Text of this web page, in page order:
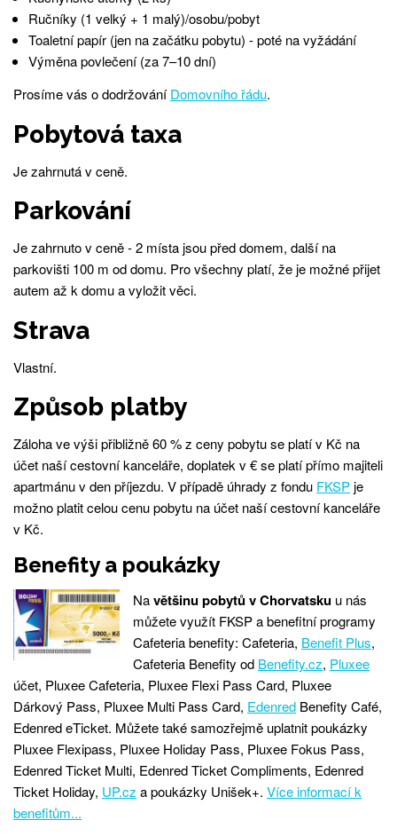
Ručníky (1 velký + 1 malý)/osobu/pobyt
Toaletní papír (jen na začátku pobytu) - poté na vyžádání
Výměna povlečení (za 7–10 dní)
Prosíme vás o dodržováníDomovního řádu.
Pobytová taxa
Je zahrnutá v ceně.
Parkování
Je zahrnuto v ceně - 2 místa jsou před domem, další na
parkovišti 100 m od domu. Pro všechny platí, že je možné přijet
autem až k domu a vyložit věci.
Strava
Vlastní.
Způsob platby
Záloha ve výši přibližně 60 % z ceny pobytu se platí v Kč na
účet naší cestovní kanceláře, doplatek v € se platí přímo majiteli
apartmánu v den příjezdu. V případě úhrady z fondu FKSPje
možno platit celou cenu pobytu na účet naší cestovní kanceláře
v Kč.
Benefity a poukázky
Navětšinu pobytů v Chorvatsku u nás
můžete využít FKSP a benefitní programy
Cafeteria benefity: Cafeteria, Benefit Plus,
Cafeteria Benefity od Benefity.cz, Pluxee
účet, Pluxee Cafeteria, Pluxee Flexi Pass Card, Pluxee
Dárkový Pass, Pluxee Multi Pass Card, Edenred Benefity Café,
Edenred eTicket. Můžete také samozřejmě uplatnit poukázky
Pluxee Flexipass, Pluxee Holiday Pass, Pluxee Fokus Pass,
Edenred Ticket Multi, Edenred Ticket Compliments, Edenred
Ticket Holiday, UP.cz a poukázky Unišek+. Více informací k
benefitům...